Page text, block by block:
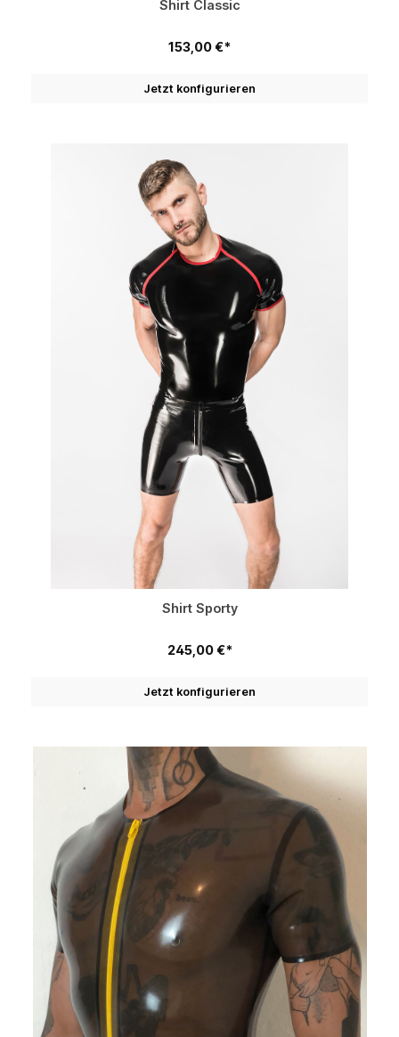
Shirt Classic
153,00 €*
Jetzt konfigurieren
Shirt Sporty
245,00 €*
Jetzt konfigurieren